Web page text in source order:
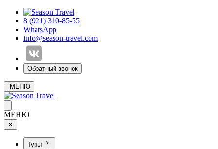
8 (921) 310-85-55
WhatsApp
info@season-travel.com
Обратный звонок
МЕНЮ
МЕНЮ
✕
Туры